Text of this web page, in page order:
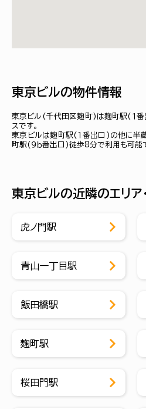
東京ビルの物件情報
東京ビル(千代田区麹町)は麹町駅(１
スです。
東京ビルは麹町駅(１番出口)の他に半
町駅(９ｂ番出口)徒歩8分で利用も可能
東京ビルの近隣のエリア
虎ノ門駅
青山一丁目駅
飯田橋駅
麹町駅
桜田門駅